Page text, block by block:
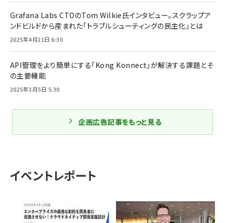
イベントレポート
Grafana Labs CTOのTom Wilkie氏インタビュー。スクラップア
ンドビルドから産まれた「トラブルシューティングの民主化」とは
2025年4月21日 6:30
API管理をより簡単にする「Kong Konnect」が解決する課題とそ
の主要機能
2025年3月5日 5:30
企画広告記事をもっと見る